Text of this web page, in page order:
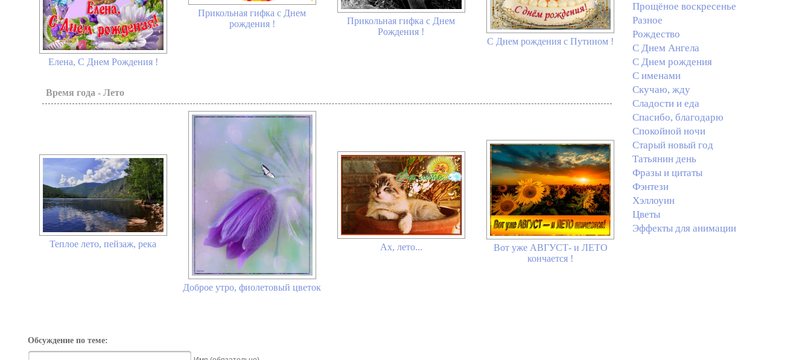
Елена, С Днем Рождения !
Прикольная гифка с Днем
рождения !
Прикольная гифка с Днем
Рождения !
С Днем рождения с Путином !
Время года - Лето
Теплое лето, пейзаж, река
Доброе утро, фиолетовый цветок
Ах, лето...
Вот уже АВГУСТ- и ЛЕТО
кончается !
Обсуждение по теме:
Прощёное воскресенье
Разное
Рождество
С Днем Ангела
С Днем рождения
С именами
Скучаю, жду
Сладости и еда
Спасибо, благодарю
Спокойной ночи
Старый новый год
Татьянин день
Фразы и цитаты
Фэнтези
Хэллоуин
Цветы
Эффекты для анимации